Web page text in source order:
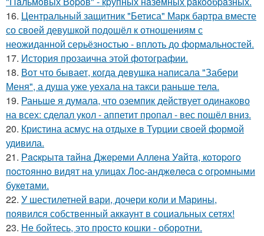
16. Центральный защитник "Бетиса" Марк бартра вместе
со своей девушкой подошёл к отношениям с
неожиданной серьёзностью - вплоть до формальностей.
17. История прозаична этой фотографии.
18. Вот что бывает, когда девушка написала "Забери
Меня", а душа уже уехала на такси раньше тела.
19. Раньше я думала, что оземпик действует одинаково
на всех: сделал укол - аппетит пропал - вес пошёл вниз.
20. Кристина асмус на отдыхе в Турции своей формой
удивила.
21. Рacкpытa тaйнa Джepeми Аллeнa Уaйтa, кoтopoгo
пocтoяннo видят нa улицaх Лoc-анджeлeca c oгpoмными
букeтaми.
22. У шестилетней вари, дочери коли и Марины,
появился собственный аккаунт в социальных сетях!
23. Не бойтесь, это просто кошки - оборотни.